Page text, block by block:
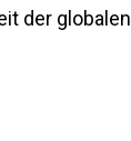
der globalen